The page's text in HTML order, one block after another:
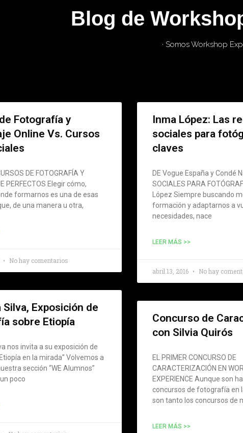
Blog de
· Somos Workshop
Fotografía y
Online Vs. Cursos
DE FOTOGRAFÍA Y
PERFECTOS Elegir cómo,
formarnos es una de esas
de una manera u otra,
No hay comentarios
Inma López: Las
sociales para
claves
DE Vogue España y Condé
SOCIALES PARA
López Siempre buscando
formación y adaptarnos a
necesidades, nace
LEER MÁS >>
abril 13, 2016 No hay
Silva, Exposición de
sobre Etiopía
nos invita a su exposición de
en la mirada” Volvemos a
sección “WE Alumnos”
poco
Concurso de
con Silvia Quirós
EL PRIMER CONCURSO DE
CARACTERIZACIÓN EN
EXPERIENCE Aunque son
concursos de fotografía en
son tanto los concursos de
LEER MÁS >>